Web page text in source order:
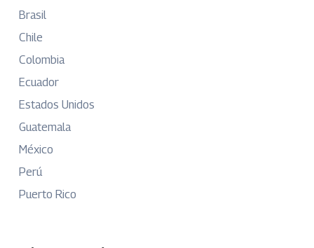
Brasil
Chile
Colombia
Ecuador
Estados Unidos
Guatemala
México
Perú
Puerto Rico